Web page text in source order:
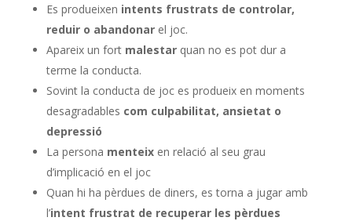
Es produeixen intents frustrats de controlar,
reduir o abandonarel joc.
Apareix un fort malestarquan no es pot dur a
terme la conducta.
Sovint la conducta de joc es produeix en moments
desagradables com culpabilitat, ansietat o
depressió
La persona menteixen relació al seu grau
d’implicació en el joc
Quan hi ha pèrdues de diners, es torna a jugar amb
l’intent frustrat de recuperar les pèrdues